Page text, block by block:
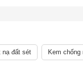
các vấn đề sức khỏe
nạ đất sét Kem chống